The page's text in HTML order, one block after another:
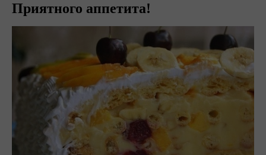
Приятного аппетита!